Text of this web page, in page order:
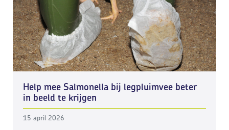
Help mee Salmonella bij legpluimvee beter
in beeld te krijgen
15 april 2026